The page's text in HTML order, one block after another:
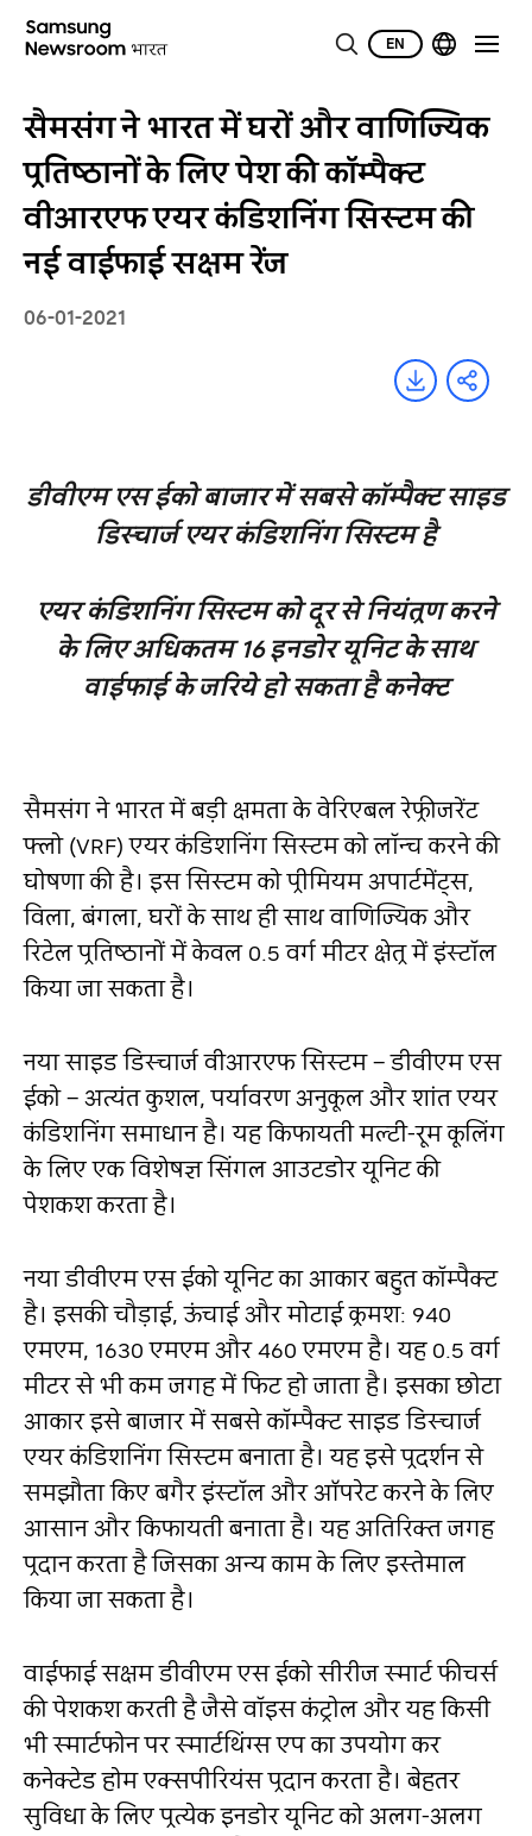
EN
सैमसंग ने भारत में घरों और वाणिज्यिक
प्रतिष्ठानों के लिए पेश की कॉम्‍पैक्‍ट
वीआरएफ एयर कंडि‍शनिंग सिस्‍टम की
नई वाईफाई सक्षम रेंज
06-01-2021
डीवीएम एस ईको बाजार में सबसे कॉम्‍पैक्‍ट साइड
डिस्‍चार्ज एयर कंडिशनिंग सिस्‍टम है
एयर कंडिशनिंग सिस्‍टम को दूर से नियंत्रण करने
के लिए अधिकतम 16 इनडोर यूनिट के साथ
वाईफाई के जरिये हो सकता है कनेक्‍ट
सैमसंग ने भारत में बड़ी क्षमता के वेरिएबल रेफ्रीजरेंट
फ्लो (VRF) एयर कंडिशनिंग सिस्‍टम को लॉन्‍च करने की
घोषणा की है। इस सिस्‍टम को प्रीमियम अपार्टमेंट्स,
विला, बंगला, घरों के साथ ही साथ वाणिज्यिक और
रिटेल प्रतिष्‍ठानों में केवल 0.5 वर्ग मीटर क्षेत्र में इंस्‍टॉल
किया जा सकता है।
नया साइड डिस्‍चार्ज वीआरएफ सिस्‍टम – डीवीएम एस
ईको – अत्‍यंत कुशल, पर्यावरण अनुकूल और शांत एयर
कंडिशनिंग समाधान है। यह किफायती मल्‍टी-रूम कूलिंग
के लिए एक विशेषज्ञ सिंगल आउटडोर यूनिट की
पेशकश करता है।
नया डीवीएम एस ईको यूनिट का आकार बहुत कॉम्‍पैक्‍ट
है। इसकी चौड़ाई, ऊंचाई और मोटाई क्रमश: 940
एमएम, 1630 एमएम और 460 एमएम है। यह 0.5 वर्ग
मीटर से भी कम जगह में फि‍ट हो जाता है। इसका छोटा
आकार इसे बाजार में सबसे कॉम्‍पैक्‍ट साइड डिस्‍चार्ज
एयर कंडिशनिंग सिस्‍टम बनाता है। यह इसे प्रदर्शन से
समझौता किए बगैर इंस्‍टॉल और ऑपरेट करने के लिए
आसान और किफायती बनाता है। यह अतिरिक्‍त जगह
प्रदान करता है जिसका अन्‍य काम के लिए इस्‍तेमाल
किया जा सकता है।
वाईफाई सक्षम डीवीएम एस ईको सीरीज स्‍मार्ट फीचर्स
की पेशकश करती है जैसे वॉइस कंट्रोल और यह किसी
भी स्‍मार्टफोन पर स्‍मार्टथिंग्‍स एप का उपयोग कर
कनेक्‍टेड होम एक्‍सपीरियंस प्रदान करता है। बेहतर
सुविधा के लिए प्रत्‍येक इनडोर यूनिट को अलग-अलग